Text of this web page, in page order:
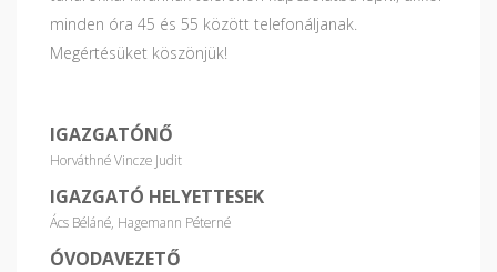
minden óra 45 és 55 között telefonáljanak.
Megértésüket köszönjük!
IGAZGATÓNŐ
Horváthné Vincze Judit
IGAZGATÓ HELYETTESEK
Ács Béláné, Hagemann Péterné
ÓVODAVEZETŐ